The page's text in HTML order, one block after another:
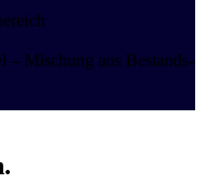
– Mischung aus Bestands-